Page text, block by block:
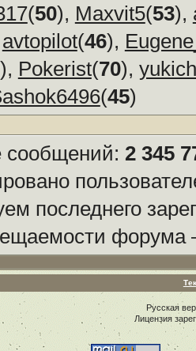
(50), Maxvit5(53),
avtopilot(46),
), Pokerist(70), yukich
(45)
2 345
последнего
Русская
Лицензия